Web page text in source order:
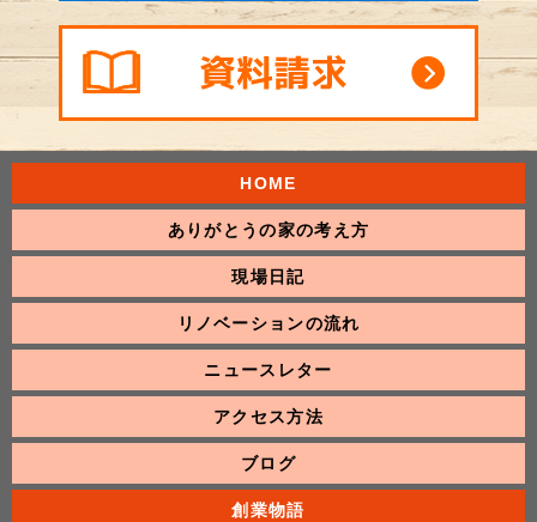
HOME
ありがとうの家の考え方
現場日記
リノベーションの流れ
ニュースレター
アクセス方法
ブログ
創業物語